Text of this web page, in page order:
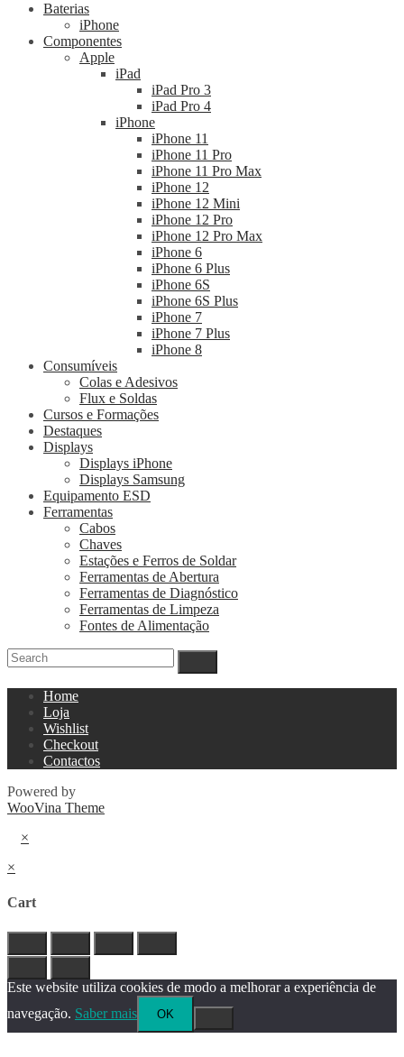
Baterias
iPhone
Componentes
Apple
iPad
iPad Pro 3
iPad Pro 4
iPhone
iPhone 11
iPhone 11 Pro
iPhone 11 Pro Max
iPhone 12
iPhone 12 Mini
iPhone 12 Pro
iPhone 12 Pro Max
iPhone 6
iPhone 6 Plus
iPhone 6S
iPhone 6S Plus
iPhone 7
iPhone 7 Plus
iPhone 8
Consumíveis
Colas e Adesivos
Flux e Soldas
Cursos e Formações
Destaques
Displays
Displays iPhone
Displays Samsung
Equipamento ESD
Ferramentas
Cabos
Chaves
Estações e Ferros de Soldar
Ferramentas de Abertura
Ferramentas de Diagnóstico
Ferramentas de Limpeza
Fontes de Alimentação
Home
Loja
Wishlist
Checkout
Contactos
Powered by
WooVina Theme
×
×
Cart
Este website utiliza cookies de modo a melhorar a experiência de
navegação. Saber mais OK